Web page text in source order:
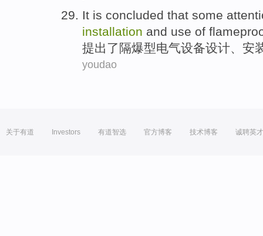
It is concluded that some
installation and use of
提出了隔爆型电气设备设计、 安
youdao
关于有道 Investors 有道智选 官方博客 技术博客 诚聘英才